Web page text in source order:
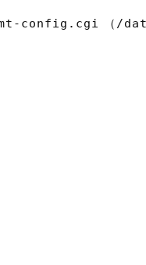
config.cgi （ /